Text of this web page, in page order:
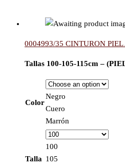
0004993/35 CINTURON
Tallas 100-105-115cm –
Color
Negro
Cuero
Marrón
Talla
100
105